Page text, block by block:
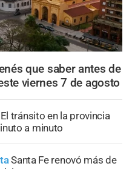
que saber antes de
viernes 7 de agosto
El tránsito en la provincia
a minuto
Santa Fe renovó más de